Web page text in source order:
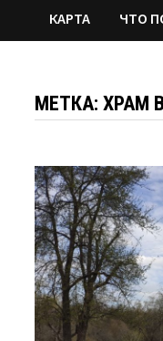
КАРТА ЧТО
МЕТКА:ХРАМ